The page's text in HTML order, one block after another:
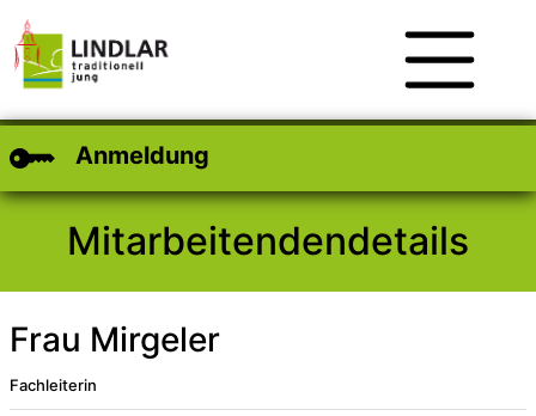
Anmeldung
Mitarbeitendendetails
Frau Mirgeler
Fachleiterin